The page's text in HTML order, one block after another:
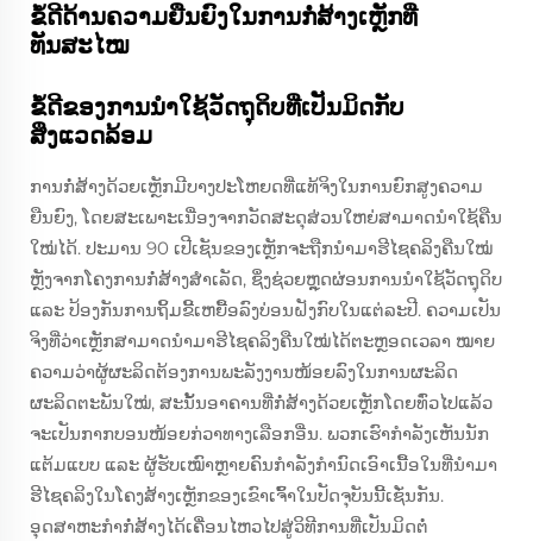
ຂໍ້ດີດ້ານຄວາມຍືນຍົງໃນການກໍ່ສ້າງເຫຼັກທີ່
ທັນສະໄໝ
ຂໍ້ດີຂອງການນຳໃຊ້ວັດຖຸດິບທີ່ເປັນມິດກັບ
ສິ່ງແວດລ້ອມ
ການກໍ່ສ້າງດ້ວຍເຫຼັກມີບາງປະໂຫຍດທີ່ແທ້ຈິງໃນການຍົກສູງຄວາມ
ຍືນຍົງ, ໂດຍສະເພາະເນື່ອງຈາກວັດສະດຸສ່ວນໃຫຍ່ສາມາດນຳໃຊ້ຄືນ
ໃໝ່ໄດ້. ປະມານ 90 ເປີເຊັນຂອງເຫຼັກຈະຖືກນຳມາຮີໄຊຄລິງຄືນໃໝ່
ຫຼັງຈາກໂຄງການກໍ່ສ້າງສຳເລັດ, ຊຶ່ງຊ່ວຍຫຼຸດຜ່ອນການນຳໃຊ້ວັດຖຸດິບ
ແລະ ປ້ອງກັນການຖິ້ມຂີ້ເຫຍື້ອລົງບ່ອນຝັງກົບໃນແຕ່ລະປີ. ຄວາມເປັນ
ຈິງທີ່ວ່າເຫຼັກສາມາດນຳມາຮີໄຊຄລິງຄືນໃໝ່ໄດ້ຕະຫຼອດເວລາ ໝາຍ
ຄວາມວ່າຜູ້ຜະລິດຕ້ອງການພະລັງງານໜ້ອຍລົງໃນການຜະລິດ
ຜະລິດຕະພັນໃໝ່, ສະນັ້ນອາຄານທີ່ກໍ່ສ້າງດ້ວຍເຫຼັກໂດຍທົ່ວໄປແລ້ວ
ຈະເປັນກາກບອນໜ້ອຍກ່ວາທາງເລືອກອື່ນ. ພວກເຮົາກຳລັງເຫັນນັກ
ແຕ້ມແບບ ແລະ ຜູ້ຮັບເໝົາຫຼາຍຄົນກຳລັງກຳນົດເອົາເນື້ອໃນທີ່ນຳມາ
ຮີໄຊຄລິງໃນໂຄງສ້າງເຫຼັກຂອງເຂົາເຈົ້າໃນປັດຈຸບັນນີ້ເຊັ່ນກັນ.
ອຸດສາຫະກຳກໍ່ສ້າງໄດ້ເຄື່ອນໄຫວໄປສູ່ວິທີການທີ່ເປັນມິດຕໍ່